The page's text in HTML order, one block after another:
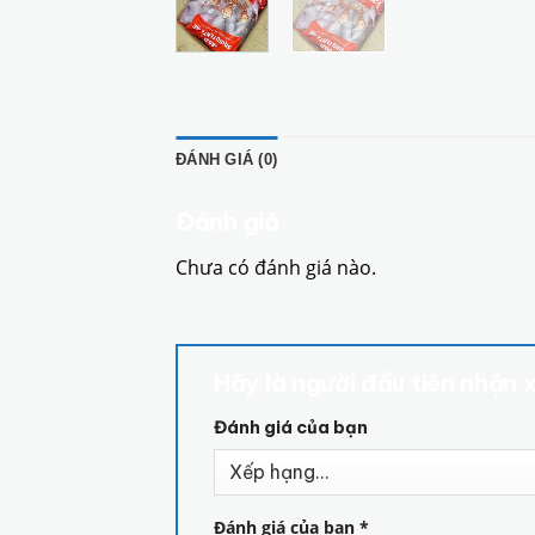
ĐÁNH GIÁ (0)
Chưa có đánh giá nào.
Đánh giá của bạn
Đánh giá của bạn *